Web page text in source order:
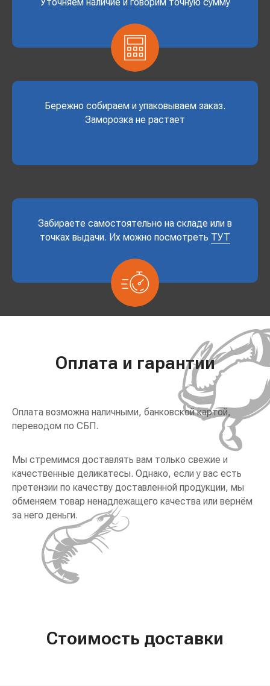
Бережно собираем и упаковываем заказ.
Заморозка не растает
Забираете самостоятельно на складе или в
точках выдачи. Их можно посмотреть ТУТ
Оплата и гарантии
Оплата возможна наличными, банковской картой,
переводом по СБП.
Мы стремимся доставлять вам только свежие и
качественные деликатесы. Однако, если у вас есть
претензии по качеству доставленной продукции, мы
обменяем товар ненадлежащего качества или вернём
за него деньги.
Стоимость доставки